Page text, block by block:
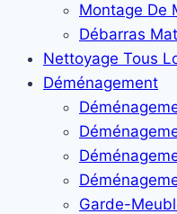
Montage De
Débarras
Nettoyage Tous
Déménagement
Garde-